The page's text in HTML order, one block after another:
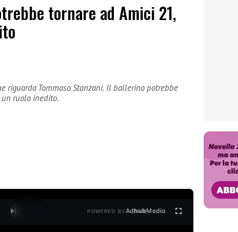
tornare ad Amici 21,
riguarda Tommaso Stanzani. Il ballerino potrebbe
ruolo inedito.
POWERED BYAdhubMedia